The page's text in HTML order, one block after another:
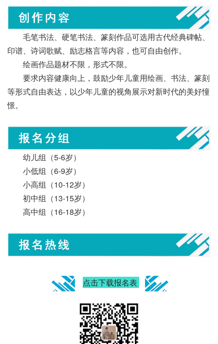
毛笔书法、硬笔书法、篆刻作品可选用古代经典碑帖、
印谱、诗词歌赋、励志格言等内容，也可自由创作。
绘画作品题材不限，形式不限。
要求内容健康向上，鼓励少年儿童用绘画、书法、篆刻
等形式自由表达，以少年儿童的视角展示对新时代的美好憧
憬。
幼儿组（5-6岁）
小低组（6-9岁）
小高组（10-12岁）
初中组（13-15岁）
高中组（16-18岁）
点击下载报名表